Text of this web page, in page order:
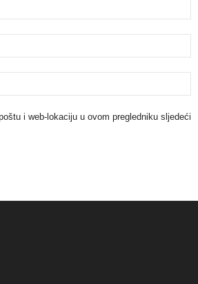
i web-lokaciju u ovom pregledniku sljedeći